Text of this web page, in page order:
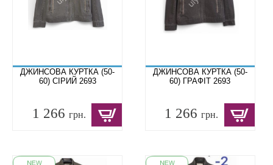
ДЖИНСОВА КУРТКА (50-
60) СІРИЙ 2693
1 266 грн.
ДЖИНСОВА КУРТКА (50-
60) ГРАФІТ 2693
1 266грн.